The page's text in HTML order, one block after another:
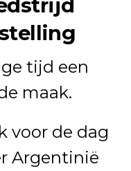
tijd een
maak.
voor de dag
Argentinië